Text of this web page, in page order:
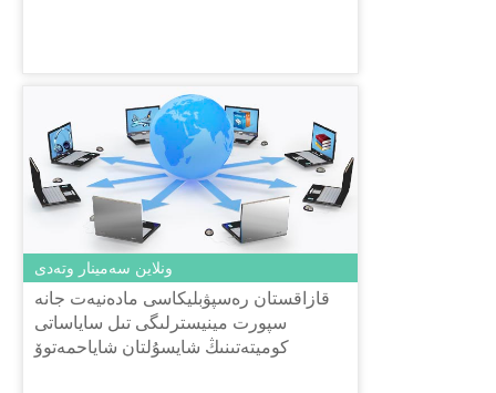
ونلاين سەمينار وتەدى
قازاقستان رەسپۋبليكاسى مادەنيەت جانە
سپورت مينيسترلىگى تىل ساياساتى
كوميتەتىنىڭ شايسۇلتان شاياحمەتوۆ